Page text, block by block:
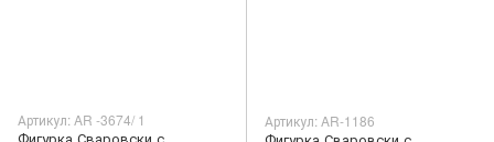
Артикул: AR -3674/ 1 Артикул: AR-1186